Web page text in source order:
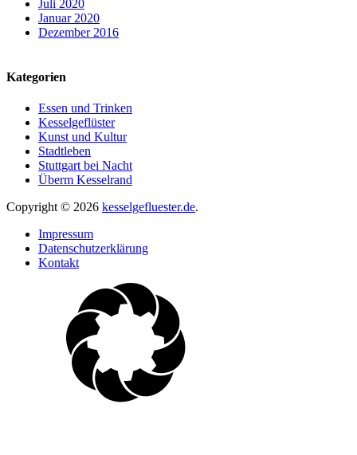
Juli 2020
Januar 2020
Dezember 2016
Kategorien
Essen und Trinken
Kesselgeflüster
Kunst und Kultur
Stadtleben
Stuttgart bei Nacht
Überm Kesselrand
Copyright © 2026 kesselgefluester.de.
Impressum
Datenschutzerklärung
Kontakt